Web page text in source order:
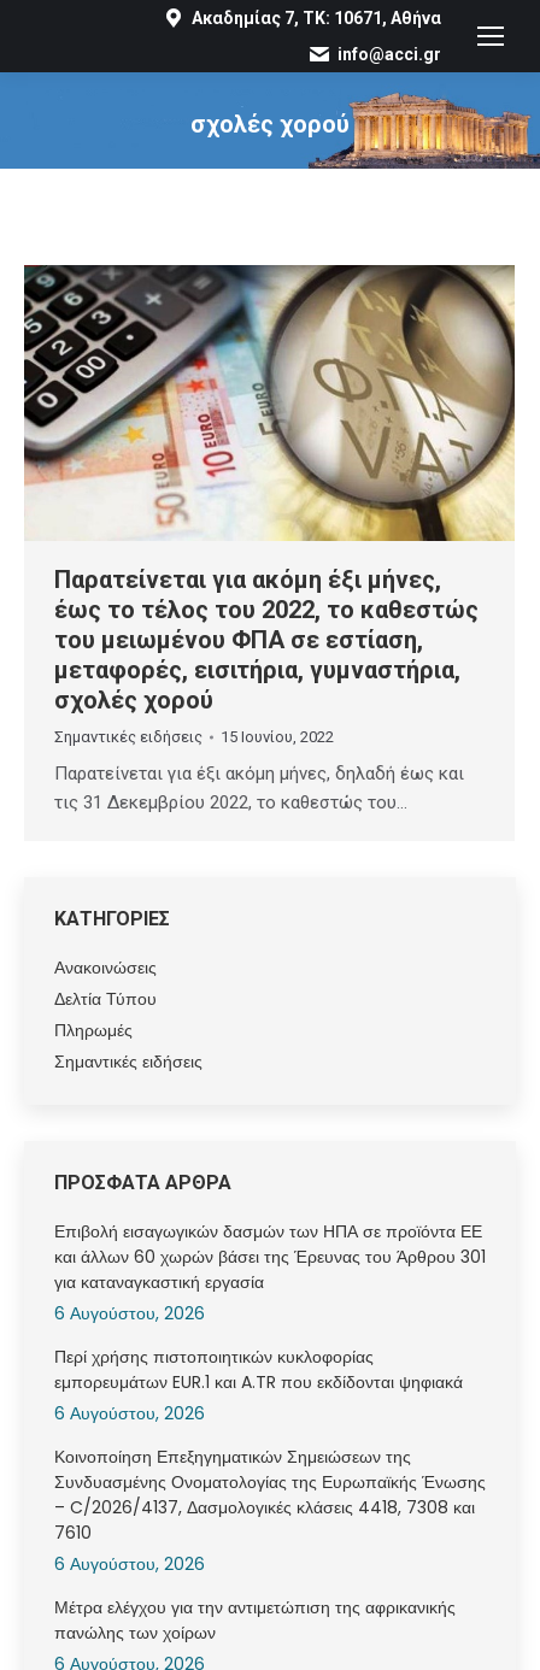
Ακαδημίας 7, ΤΚ: 10671, Αθήνα
info@acci.gr
σχολές χορού
You are here:
Παρατείνεται για ακόμη έξι μήνες,
έως το τέλος του 2022, το καθεστώς
του μειωμένου ΦΠΑ σε εστίαση,
μεταφορές, εισιτήρια, γυμναστήρια,
σχολές χορού
Σημαντικές ειδήσεις 15 Ιουνίου, 2022
Παρατείνεται για έξι ακόμη μήνες, δηλαδή έως και
τις 31 Δεκεμβρίου 2022, το καθεστώς του…
ΚΑΤΗΓΟΡΙΕΣ
Ανακοινώσεις
Δελτία Τύπου
Πληρωμές
Σημαντικές ειδήσεις
ΠΡΟΣΦΑΤΑ ΑΡΘΡΑ
Επιβολή εισαγωγικών δασμών των ΗΠΑ σε προϊόντα ΕΕ
και άλλων 60 χωρών βάσει της Έρευνας του Άρθρου 301
για καταναγκαστική εργασία
6 Αυγούστου, 2026
Περί χρήσης πιστοποιητικών κυκλοφορίας
εμπορευμάτων EUR.1 και A.TR που εκδίδονται ψηφιακά
6 Αυγούστου, 2026
Κοινοποίηση Επεξηγηματικών Σημειώσεων της
Συνδυασμένης Ονοματολογίας της Ευρωπαϊκής Ένωσης
– C/2026/4137, Δασμολογικές κλάσεις 4418, 7308 και
7610
6 Αυγούστου, 2026
Μέτρα ελέγχου για την αντιμετώπιση της αφρικανικής
πανώλης των χοίρων
6 Αυγούστου, 2026